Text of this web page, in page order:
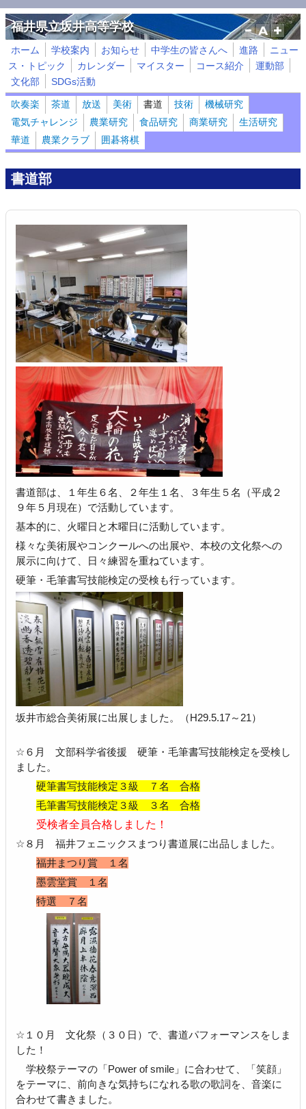
メインコンテンツに移動
福井県立坂井高等学校
ホーム 学校案内 お知らせ 中学生の皆さんへ 進路
ニュー
ス・トピック
カレンダー マイスター コース紹介
運動部
文化部
SDGs活動
吹奏楽 茶道 放送 美術 書道 技術
機械研究
電気チャレンジ
農業研究 食品研究 商業研究
生活研究
華道
農業クラブ 囲碁将棋
書道部
書道部は、１年生６名、２年生１名、３年生５名（平成２
９年５月現在）で活動しています。
基本的に、火曜日と木曜日に活動しています。
様々な美術展やコンクールへの出展や、本校の文化祭への
展示に向けて、日々練習を重ねています。
硬筆・毛筆書写技能検定の受検も行っています。
坂井市総合美術展に出展しました。（H29.5.17～21）
☆６月 文部科学省後援 硬筆・毛筆書写技能検定を受検し
ました。
硬筆書写技能検定３級 ７名 合格
毛筆書写技能検定３級 ３名 合格
受検者全員合格しました！
☆８月 福井フェニックスまつり書道展に出品しました。
福井まつり賞 １名
墨雲堂賞 １名
特選 ７名
☆１０月 文化祭（３０日）で、書道パフォーマンスをしま
した！
学校祭テーマの「Power of smile」に合わせて、「笑顔」
をテーマに、前向きな気持ちになれる歌の歌詞を、音楽に
合わせて書きました。